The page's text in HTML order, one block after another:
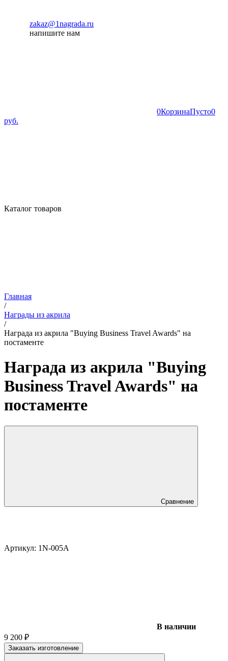
zakaz@1nagrada.ru
напишите нам
0КорзинаПусто0
руб.
Каталог товаров
Главная
/
Награды из акрила
/
Награда из акрила "Buying Business Travel Awards" на
постаменте
Награда из акрила "Buying
Business Travel Awards" на
постаменте
Сравнение
Артикул: 1N-005A
В наличии
9 200 ₽
Заказать изготовление